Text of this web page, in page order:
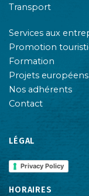
Transport
Services aux
Promotion
Formation
Projets européens
Nos adhérents
Contact
LÉGAL
Privacy Policy
HORAIRES